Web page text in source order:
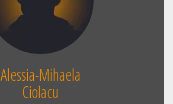
Alessia-Mihaela
Ciolacu